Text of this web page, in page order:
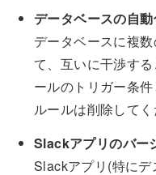
データベースの自
データベースに複
て、互いに干渉す
ールのトリガー条
ルールは削除してく
Slackアプリのバー
Slackアプリ(特にデ